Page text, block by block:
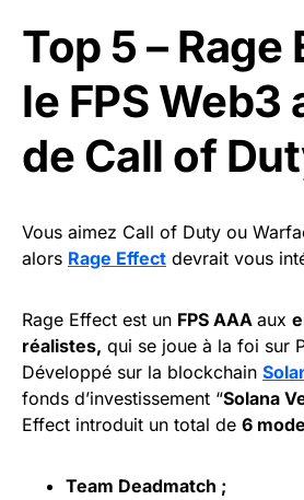
Top 5 – Rage
le FPS Web3
de Call of
Vous aimez Call of Duty ou
alors Rage Effect devrait vous
Rage Effect est un FPS AAA aux
réalistes, qui se joue à la foi sur
Développé sur la blockchain
fonds d’investissement “Solana
Effect introduit un total de 6
Team Deadmatch ;